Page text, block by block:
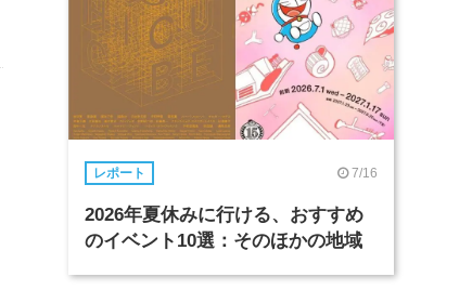
レポート 7/16
2026年夏休みに行ける、おすすめ
のイベント10選：そのほかの地域